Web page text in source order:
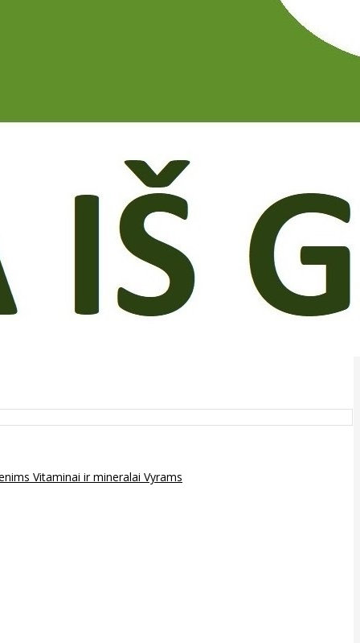
Vitaminai ir mineralai Vyrams